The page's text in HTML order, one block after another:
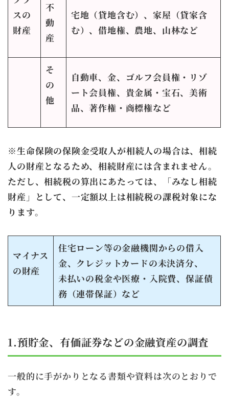
スの
財産
不
動
産
宅地（貸地含む）、家屋（貸家含
む）、借地権、農地、山林など
そ
の
他
自動車、金、ゴルフ会員権・リゾ
ート会員権、貴金属・宝石、美術
品、著作権・商標権など
※生命保険の保険金受取人が相続人の場合は、相続
人の財産となるため、相続財産には含まれません。
ただし、相続税の算出にあたっては、「みなし相続
財産」として、一定額以上は相続税の課税対象にな
ります。
マイナス
の財産
住宅ローン等の金融機関からの借入
金、クレジットカードの未決済分、
未払いの税金や医療・入院費、保証債
務（連帯保証）など
1.預貯金、有価証券などの金融資産の調査
一般的に手がかりとなる書類や資料は次のとおりで
す。